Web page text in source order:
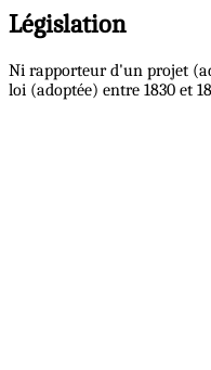
Législation
Ni rapporteur d'un projet
loi (adoptée) entre 1830 et